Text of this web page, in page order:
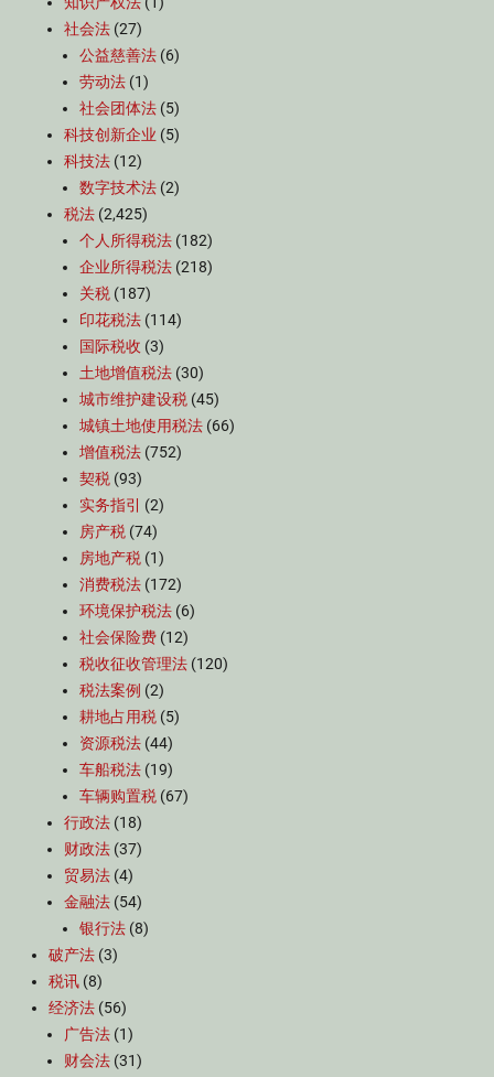
社会法 (27)
公益慈善法 (6)
劳动法 (1)
社会团体法 (5)
科技创新企业 (5)
科技法 (12)
数字技术法 (2)
税法 (2,425)
个人所得税法 (182)
企业所得税法 (218)
关税 (187)
印花税法 (114)
国际税收 (3)
土地增值税法 (30)
城市维护建设税 (45)
城镇土地使用税法 (66)
增值税法 (752)
契税 (93)
实务指引
(2)
房产税 (74)
房地产税 (1)
消费税法 (172)
环境保护税法 (6)
社会保险费 (12)
税收征收管理法 (120)
税法案例 (2)
耕地占用税 (5)
资源税法 (44)
车船税法 (19)
车辆购置税 (67)
行政法 (18)
财政法 (37)
贸易法 (4)
金融法 (54)
银行法 (8)
破产法 (3)
税讯 (8)
经济法 (56)
广告法 (1)
财会法 (31)